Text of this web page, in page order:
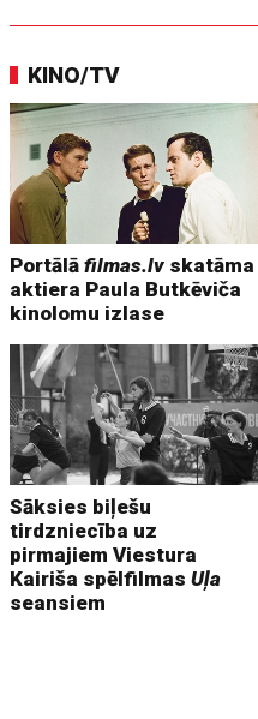
KINO/TV
Portālāfilmas.lv skatāma
aktiera Paula Butkēviča
kinolomu izlase
Sāksies biļešu
tirdzniecība uz
pirmajiem Viestura
Kairiša spēlfilmasUļa
seansiem